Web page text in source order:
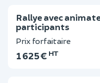
Rallye avec
participants
Prix forfaitaire
1 625 € HT